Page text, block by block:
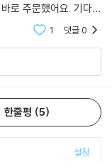
위한 실질적인 조언
번역가가 갖춰야 할 기
역료를 정하는 기준 올
과 번역문을 통해 단순
만, 요즘도 글은 쓰지
로 주문했어요. 기다리
각하지 않고 쉽게 읽을
1 댓글0
한줄평 5
설정